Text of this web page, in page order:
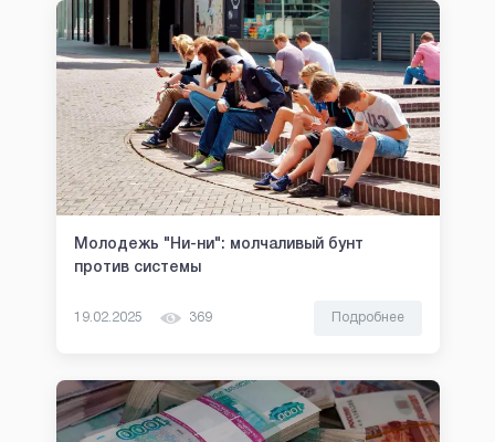
Молодежь "Ни-ни": молчаливый бунт
против системы
19.02.2025 369 Подробнее